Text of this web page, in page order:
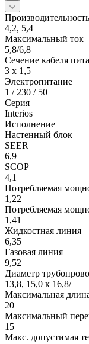
Производительность
4,2, 5,4
Максимальный ток
5,8/6,8
Сечение кабеля
3 х 1,5
Электропитание
1 / 230 / 50
Серия
Interios
Исполнение
Настенный блок
SEER
6,9
SCOP
4,1
Потребляемая
1,22
Потребляемая
1,41
Жидкостная линия
6,35
Газовая линия
9,52
Диаметр
13,8, 15,0 к 16,8/
Максимальная
20
Максимальный
15
Макс. допустимая